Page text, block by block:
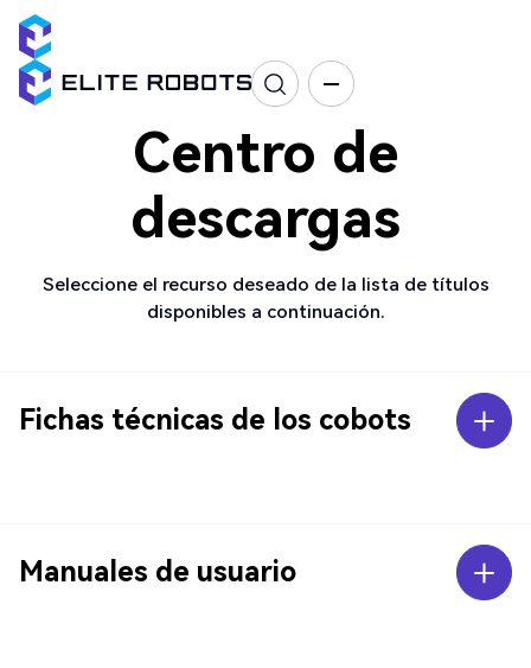
Centro de
descargas
Seleccione el recurso deseado de la lista de títulos
disponibles a continuación.
Fichas técnicas de los cobots
Manuales de usuario